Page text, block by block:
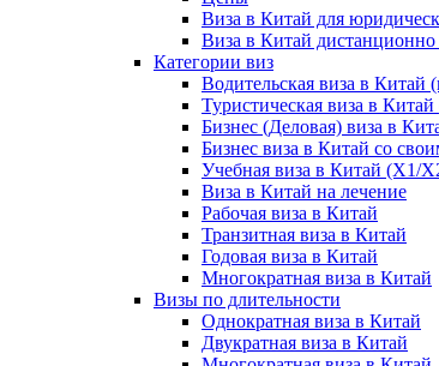
Виза в Китай для
Виза в Китай дистанционно
Категории виз
Водительская виза в Китай
Туристическая виза в
Бизнес (Деловая) виза в
Бизнес виза в Китай со
Учебная виза в Китай (X1/
Виза в Китай на лечение
Рабочая виза в Китай
Транзитная виза в Китай
Годовая виза в Китай
Многократная виза в Китай
Визы по длительности
Однократная виза в Китай
Двукратная виза в Китай